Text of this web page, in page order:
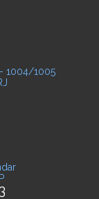
1004/1005